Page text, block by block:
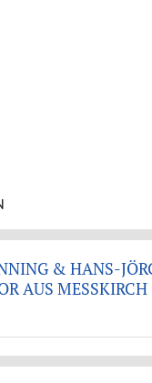
& HANS-
AUS MESSKIRCH